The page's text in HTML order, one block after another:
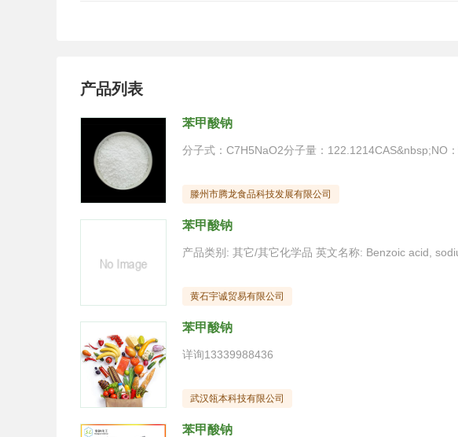
产品列表
苯甲酸钠
滕州市腾龙食品科技发展有限公司
苯甲酸钠
黄石宇诚贸易有限公司
苯甲酸钠
详询13339988436
武汉瓴本科技有限公司
苯甲酸钠